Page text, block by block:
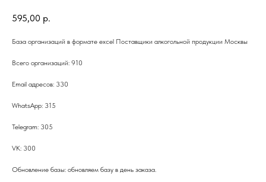
595,00 р.
База организаций в формате excel Поставщики алкогольной продукции Москвы
Всего организаций: 910
Email адресов: 330
WhatsApp: 315
Telegram: 305
VK: 300
Обновление базы: обновляем базу в день заказа.